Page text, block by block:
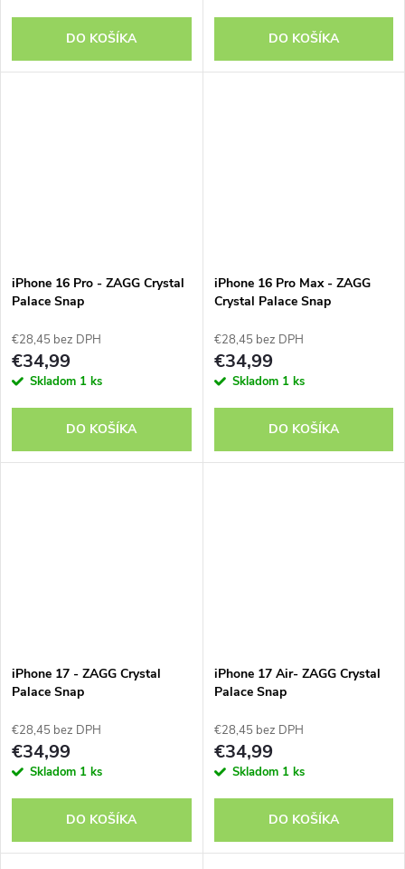
DO KOŠÍKA DO KOŠÍKA
iPhone 16 Pro - ZAGG Crystal
Palace Snap
€28,45 bez DPH
€34,99
Skladom 1 ks
DO KOŠÍKA
iPhone 16 Pro Max - ZAGG
Crystal Palace Snap
€28,45 bez DPH
€34,99
Skladom 1 ks
DO KOŠÍKA
iPhone 17 - ZAGG Crystal
Palace Snap
€28,45 bez DPH
€34,99
Skladom 1 ks
DO KOŠÍKA
iPhone 17 Air- ZAGG Crystal
Palace Snap
€28,45 bez DPH
€34,99
Skladom 1 ks
DO KOŠÍKA